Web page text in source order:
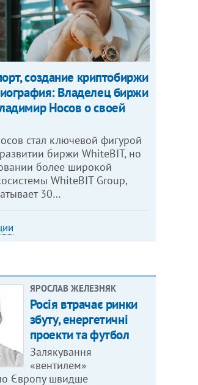
создание криптобиржи
Владелец биржи
Носов о своей
стал ключевой фигурой
биржи WhiteBIT, но
более широкой
WhiteBIT Group,
30…
ЯРОСЛАВ ЖЕЛЕЗНЯК
Росія втрачає ринки
збуту, енергетичні
проекти та футбол
Залякування
«вентилем»
Європу швидше